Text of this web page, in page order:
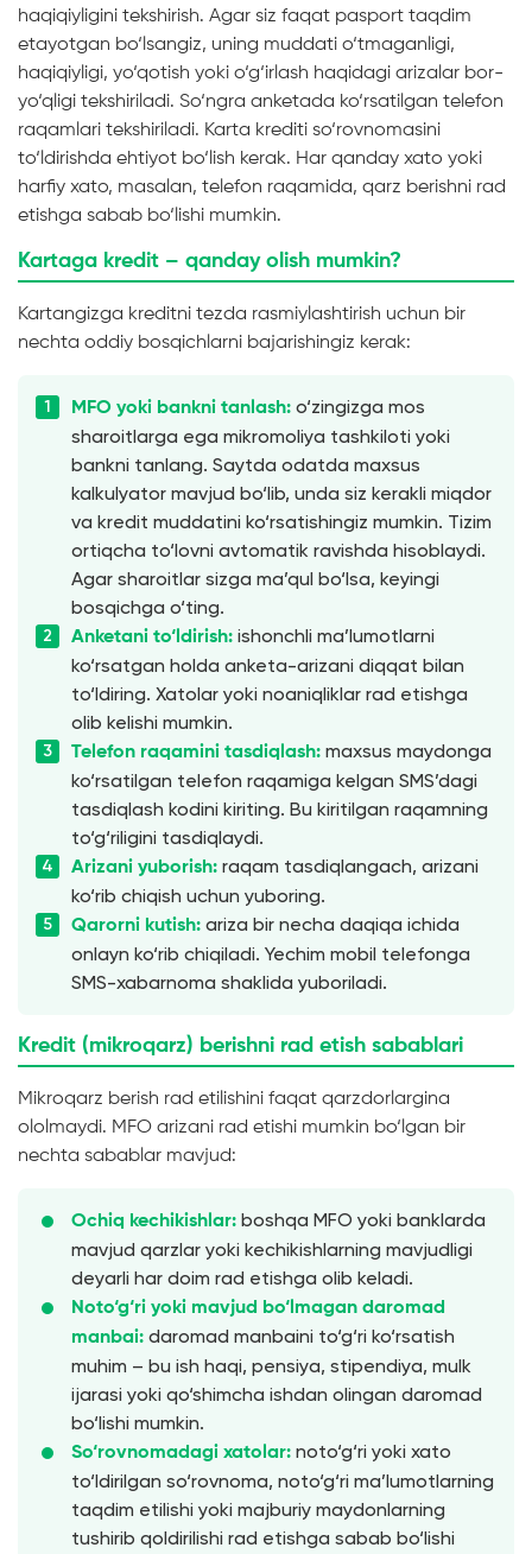
haqiqiyligini tekshirish. Agar siz faqat pasport taqdim
etayotgan bo‘lsangiz, uning muddati o‘tmaganligi,
haqiqiyligi, yo‘qotish yoki o‘g‘irlash haqidagi arizalar bor-
yo‘qligi tekshiriladi. So‘ngra anketada ko‘rsatilgan telefon
raqamlari tekshiriladi. Karta krediti so‘rovnomasini
to‘ldirishda ehtiyot bo‘lish kerak. Har qanday xato yoki
harfiy xato, masalan, telefon raqamida, qarz berishni rad
etishga sabab bo‘lishi mumkin.
Kartaga kredit – qanday olish mumkin?
Kartangizga kreditni tezda rasmiylashtirish uchun bir
nechta oddiy bosqichlarni bajarishingiz kerak:
MFO yoki bankni tanlash: o‘zingizga mos
sharoitlarga ega mikromoliya tashkiloti yoki
bankni tanlang. Saytda odatda maxsus
kalkulyator mavjud bo‘lib, unda siz kerakli miqdor
va kredit muddatini ko‘rsatishingiz mumkin. Tizim
ortiqcha to‘lovni avtomatik ravishda hisoblaydi.
Agar sharoitlar sizga ma’qul bo‘lsa, keyingi
bosqichga o‘ting.
Anketani to‘ldirish: ishonchli ma’lumotlarni
ko‘rsatgan holda anketa-arizani diqqat bilan
to‘ldiring. Xatolar yoki noaniqliklar rad etishga
olib kelishi mumkin.
Telefon raqamini tasdiqlash: maxsus maydonga
ko‘rsatilgan telefon raqamiga kelgan SMS’dagi
tasdiqlash kodini kiriting. Bu kiritilgan raqamning
to‘g‘riligini tasdiqlaydi.
Arizani yuborish: raqam tasdiqlangach, arizani
ko‘rib chiqish uchun yuboring.
Qarorni kutish: ariza bir necha daqiqa ichida
onlayn ko‘rib chiqiladi. Yechim mobil telefonga
SMS-xabarnoma shaklida yuboriladi.
Kredit (mikroqarz) berishni rad etish sabablari
Mikroqarz berish rad etilishini faqat qarzdorlargina
ololmaydi. MFO arizani rad etishi mumkin bo‘lgan bir
nechta sabablar mavjud:
Ochiq kechikishlar: boshqa MFO yoki banklarda
mavjud qarzlar yoki kechikishlarning mavjudligi
deyarli har doim rad etishga olib keladi.
Noto‘g‘ri yoki mavjud bo‘lmagan daromad
manbai: daromad manbaini to‘g‘ri ko‘rsatish
muhim – bu ish haqi, pensiya, stipendiya, mulk
ijarasi yoki qo‘shimcha ishdan olingan daromad
bo‘lishi mumkin.
So‘rovnomadagi xatolar: noto‘g‘ri yoki xato
to‘ldirilgan so‘rovnoma, noto‘g‘ri ma’lumotlarning
taqdim etilishi yoki majburiy maydonlarning
tushirib qoldirilishi rad etishga sabab bo‘lishi